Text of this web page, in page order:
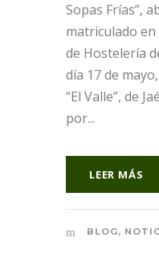
Sopas Frías”,
matriculado en
de Hostelería
día 17 de
“El Valle”, de
por...
LEER MÁS
BLOG,